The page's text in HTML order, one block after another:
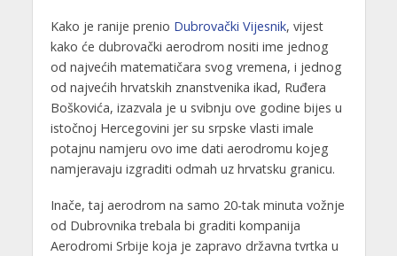
Kako je ranije prenio Dubrovački Vijesnik, vijest
kako će dubrovački aerodrom nositi ime jednog
od najvećih matematičara svog vremena, i jednog
od najvećih hrvatskih znanstvenika ikad, Ruđera
Boškovića, izazvala je u svibnju ove godine bijes u
istočnoj Hercegovini jer su srpske vlasti imale
potajnu namjeru ovo ime dati aerodromu kojeg
namjeravaju izgraditi odmah uz hrvatsku granicu.
Inače, taj aerodrom na samo 20-tak minuta vožnje
od Dubrovnika trebala bi graditi kompanija
Aerodromi Srbije koja je zapravo državna tvrtka u